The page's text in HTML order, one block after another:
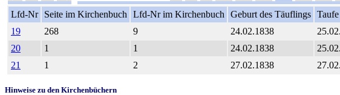
Lfd-Nr
Seite im Kirchenbuch Lfd-Nr im Kirchenbuch Geburt des Täuflings
19
268 9 24.02.1838
20
1 1 24.02.1838
21
1 2 27.02.1838
Hinweise zu den Kirchenbüchern